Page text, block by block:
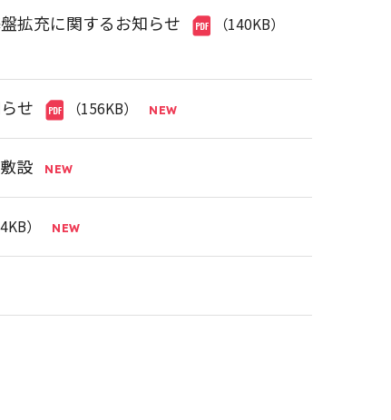
拡充に関するお知らせ （140KB）
せ （156KB）
設
）